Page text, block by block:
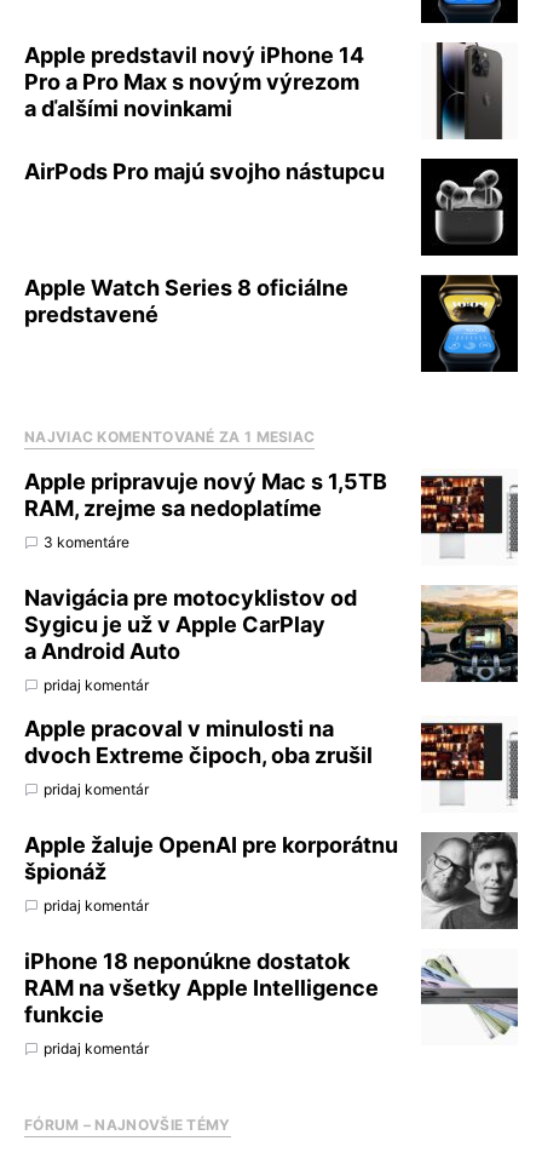
Apple predstavil nový iPhone 14
Pro a Pro Max s novým výrezom
a ďalšími novinkami
AirPods Pro majú svojho nástupcu
Apple Watch Series 8 oficiálne
predstavené
NAJVIAC KOMENTOVANÉ ZA 1 MESIAC
Apple pripravuje nový Mac s 1,5TB
RAM, zrejme sa nedoplatíme
3 komentáre
Navigácia pre motocyklistov od
Sygicu je už v Apple CarPlay
a Android Auto
pridaj komentár
Apple pracoval v minulosti na
dvoch Extreme čipoch, oba zrušil
pridaj komentár
Apple žaluje OpenAI pre korporátnu
špionáž
pridaj komentár
iPhone 18 neponúkne dostatok
RAM na všetky Apple Intelligence
funkcie
pridaj komentár
FÓRUM – NAJNOVŠIE TÉMY